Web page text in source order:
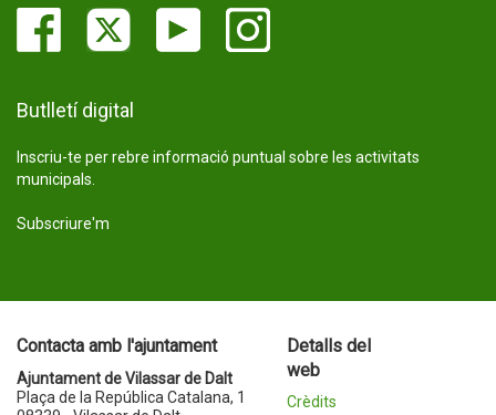
Butlletí digital
Inscriu-te per rebre informació puntual sobre les activitats
municipals.
Subscriure'm
Contacta amb l'ajuntament
Ajuntament de Vilassar de Dalt
Plaça de la República Catalana, 1
Detalls del
web
Crèdits